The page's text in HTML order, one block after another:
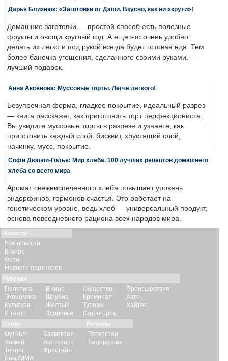
Дарья Близнюк: «Заготовки от Даши. Вкусно, как ни «крути»!
Домашние заготовки — простой способ есть полезные
фрукты и овощи круглый год. А еще это очень удобно:
делать их легко и под рукой всегда будет готовая еда. Тем
более баночка угощения, сделанного своими руками, —
лучший подарок.
Анна Аксёнова: Муссовые торты. Легче легкого!
Безупречная форма, гладкое покрытие, идеальный разрез
— книга расскажет, как приготовить торт перфекциониста.
Вы увидите муссовые торты в разрезе и узнаете, как
приготовить каждый слой: бисквит, хрустящий слой,
начинку, мусс, покрытие.
Софи Дюпюи-Голье: Мир хлеба. 100 лучших рецептов домашнего
хлеба со всего мира
Аромат свежеиспеченного хлеба повышает уровень
эндорфинов, гормонов счастья. Это работает на
генетическом уровне, ведь хлеб — универсальный продукт,
основа повседневного рациона всех народов мира.
Новости
Все новости
В мире
Фото
Новости партнеров
Рубрики
Политика
Экономика
Культура
В театр
В кино
Шоубиз
Желтый
Здоровье
Общество
Криминал
Туризм
Сад-огород
Происшествия
Авто
Хайтек
Спорт
Футбол
Хоккей
Теннис
Бокс/ММА
Баскетбол
Автоспорт
Фристайл
Регионы
Татарстан
Белоруссия